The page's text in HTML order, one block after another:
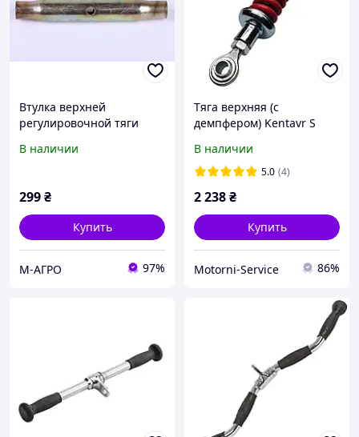
Втулка верхней
регулировочной тяги
Xingtai 120
В наличии
299₴
Купить
М-АГРО 97%
Тяга верхняя (с
демпфером) Kentavr S
В наличии
5.0 (4)
2 238₴
Купить
Motorni-Service 86%